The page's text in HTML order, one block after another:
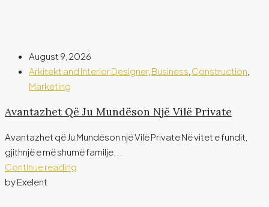
August 9, 2026
Arkitekt and Interior Designer, Business Construction
Marketing
Avantazhet Që Ju Mundëson Një Vilë Private
Avantazhet që Ju Mundëson një Vilë Private Në vitet e fundit,
gjithnjë e më shumë familje...
Continue reading
by Exelent